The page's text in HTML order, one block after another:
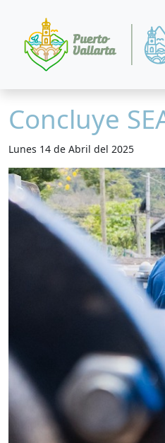
Concluye
Lunes 14 de Abril del 2025